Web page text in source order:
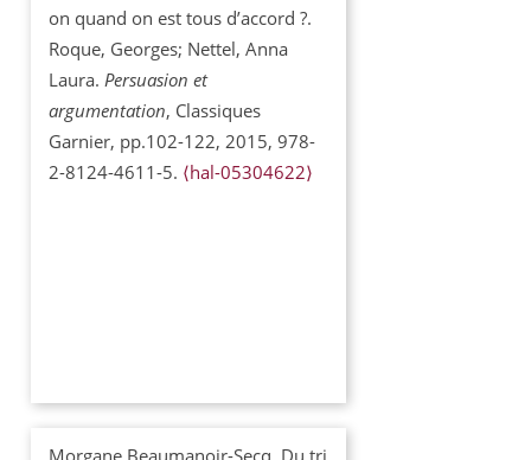
on quand on est tous d’accord ?.
Roque, Georges; Nettel, Anna
Laura. Persuasion et
argumentation, Classiques
Garnier, pp.102-122, 2015, 978-
2-8124-4611-5. ⟨hal-05304622⟩
Morgane Beaumanoir-Secq. Du tri